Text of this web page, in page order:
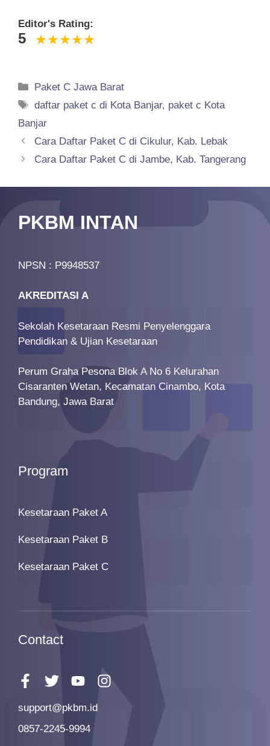
Editor's Rating:
5
Categories
Paket C Jawa Barat
Tags
daftar paket c di Kota Banjar, paket c Kota
Banjar
Cara Daftar Paket C di Cikulur, Kab. Lebak
Cara Daftar Paket C di Jambe, Kab. Tangerang
PKBM INTAN
NPSN : P9948537
AKREDITASI A
Sekolah Kesetaraan Resmi Penyelenggara
Pendidikan & Ujian Kesetaraan
Perum Graha Pesona Blok A No 6 Kelurahan
Cisaranten Wetan, Kecamatan Cinambo, Kota
Bandung, Jawa Barat
Program
Kesetaraan Paket A
Kesetaraan Paket B
Kesetaraan Paket C
Contact
support@pkbm.id
0857-2245-9994